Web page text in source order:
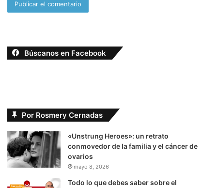
Búscanos en Facebook
Por Rosmery Cernadas
«Unstrung Heroes»: un retrato
conmovedor de la familia y el cáncer de
ovarios
mayo 8, 2026
Todo lo que debes saber sobre el